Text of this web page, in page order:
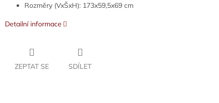
Rozměry (VxŠxH): 173x59,5x69 cm
Detailní informace
ZEPTAT SE SDÍLET